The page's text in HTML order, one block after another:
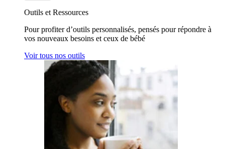
Outils et Ressources
Pour profiter d’outils personnalisés, pensés pour répondre à
vos nouveaux besoins et ceux de bébé
Voir tous nos outils